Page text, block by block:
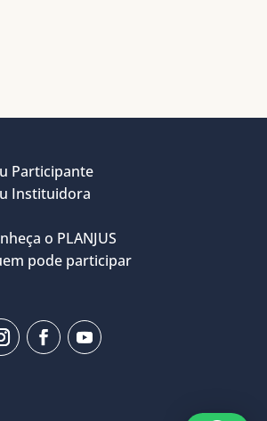
Participante
Instituidora
o PLANJUS
pode participar